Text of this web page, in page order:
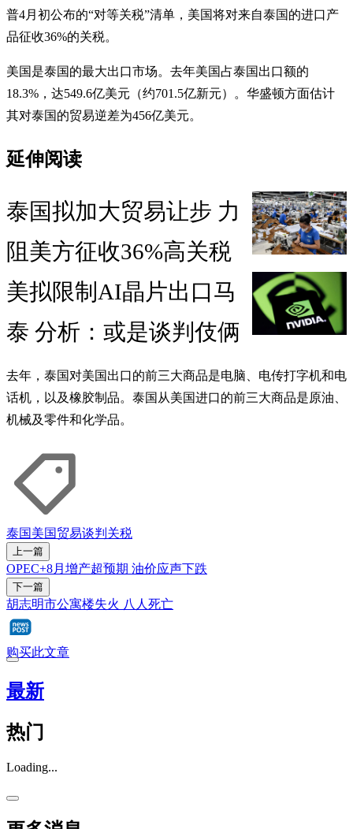
普4月初公布的“对等关税”清单，美国将对来自泰国的进口产
品征收36%的关税。
美国是泰国的最大出口市场。去年美国占泰国出口额的
18.3%，达549.6亿美元（约701.5亿新元）。华盛顿方面估计
其对泰国的贸易逆差为456亿美元。
延伸阅读
泰国拟加大贸易让步 力
阻美方征收36%高关税
美拟限制AI晶片出口马
泰 分析：或是谈判伎俩
去年，泰国对美国出口的前三大商品是电脑、电传打字机和电
话机，以及橡胶制品。泰国从美国进口的前三大商品是原油、
机械及零件和化学品。
泰国美国贸易谈判 关税
上一篇
OPEC+8月增产超预期 油价应声下跌
下一篇
胡志明市公寓楼失火 八人死亡
购买此文章
最新
热门
Loading...